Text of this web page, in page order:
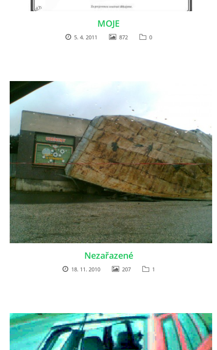
MOJE
5. 4. 2011 872 0
Nezařazené
18. 11. 2010 207 1